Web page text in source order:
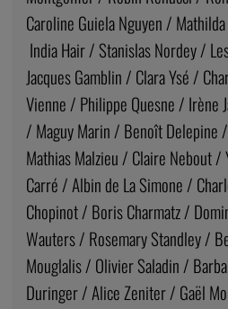
Caroline Guiela Nguyen /
India Hair / Stanislas Nordey /
Jacques Gamblin / Clara Ysé /
Vienne / Philippe Quesne / Irène
/ Maguy Marin / Benoît Delepine
Mathias Malzieu / Claire Nebout /
Carré / Albin de La Simone /
Chopinot / Boris Charmatz /
Wauters / Rosemary Standley /
Mouglalis / Olivier Saladin /
Duringer / Alice Zeniter / Gaël